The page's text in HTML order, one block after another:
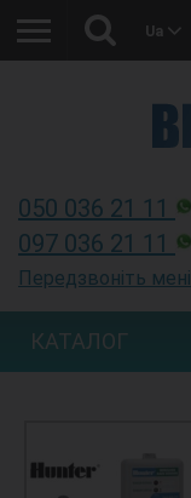
Ua
050 036 21 11
097 036 21 11
Передзвоніть мені
КАТАЛОГ